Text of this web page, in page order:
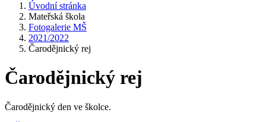
Úvodní stránka
Mateřská škola
Fotogalerie MŠ
2021/2022
Čarodějnický rej
Čarodějnický rej
Čarodějnický den ve školce.